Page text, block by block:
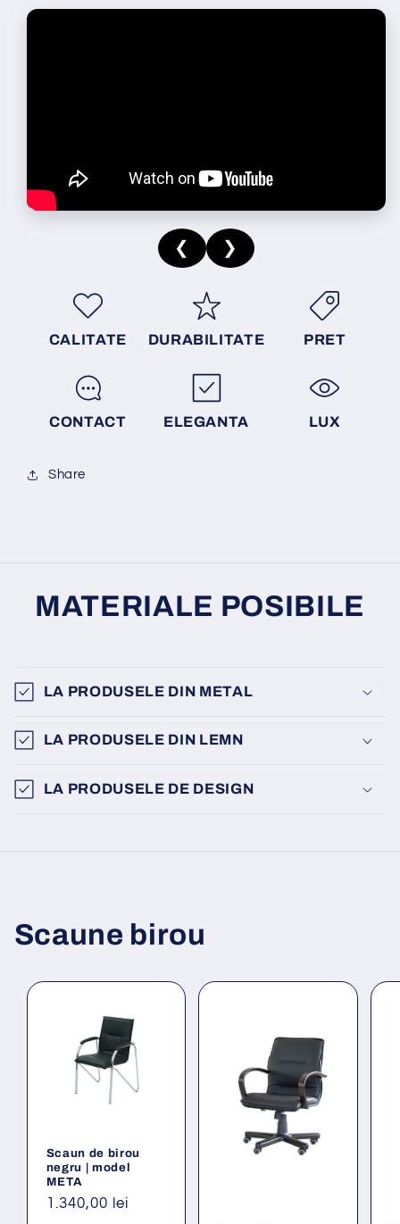
❮ ❯
CALITATE DURABILITATE PRET
CONTACT ELEGANTA LUX
Share
MATERIALE POSIBILE
LA PRODUSELE DIN METAL
LA PRODUSELE DIN LEMN
LA PRODUSELE DE DESIGN
Scaune birou
Scaun de birou
negru | model
META
Preț
1.340,00 lei